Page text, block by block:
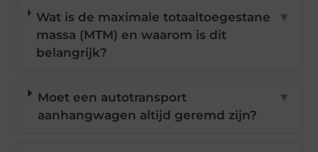
Wat is de maximale totaaltoegestane
massa (MTM) en waarom is dit
belangrijk?
▼
Moet een autotransport
aanhangwagen altijd geremd zijn?
▼